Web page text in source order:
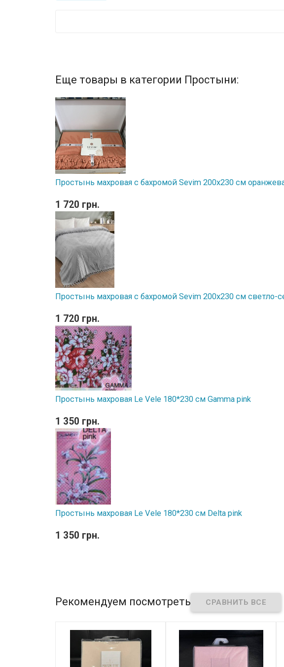
Еще товары в категории Простыни:
Простынь махровая с бахромой Sevim 200x230 см
1 720 грн.
Простынь махровая с бахромой Sevim 200x230 см светло-
1 720 грн.
Простынь махровая Le Vele 180*230 см Gamma pink
1 350 грн.
Простынь махровая Le Vele 180*230 см Delta pink
1 350 грн.
Рекомендуем посмотреть